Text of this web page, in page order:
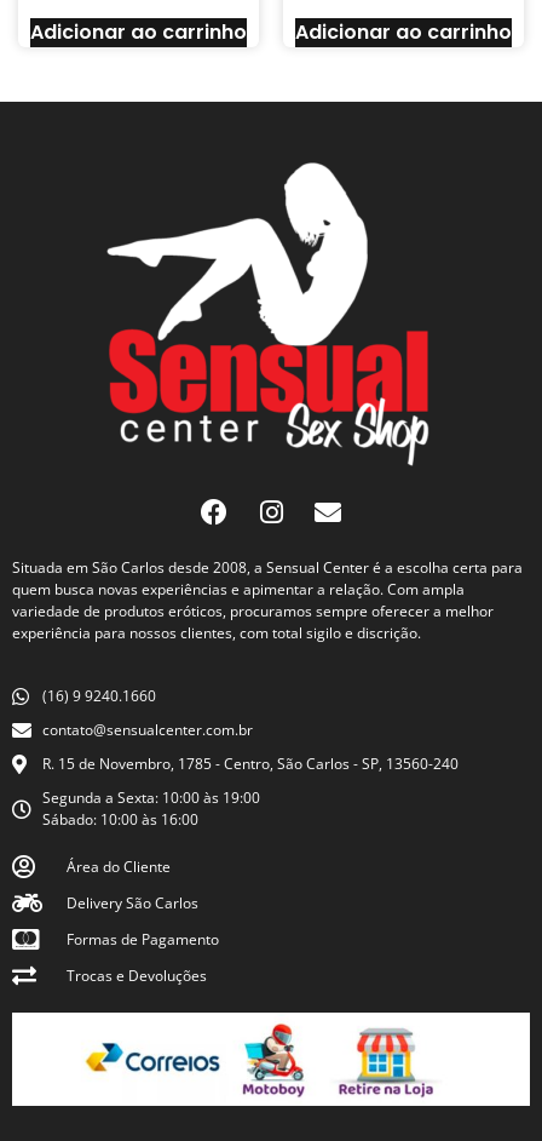
Adicionar ao carrinho Adicionar ao carrinho
Situada em São Carlos desde 2008, a Sensual Center é a escolha certa para
quem busca novas experiências e apimentar a relação. Com ampla
variedade de produtos eróticos, procuramos sempre oferecer a melhor
experiência para nossos clientes, com total sigilo e discrição.
(16) 9 9240.1660
contato@sensualcenter.com.br
R. 15 de Novembro, 1785 - Centro, São Carlos - SP, 13560-240
Segunda a Sexta: 10:00 às 19:00
Sábado: 10:00 às 16:00
Área do Cliente
Delivery São Carlos
Formas de Pagamento
Trocas e Devoluções